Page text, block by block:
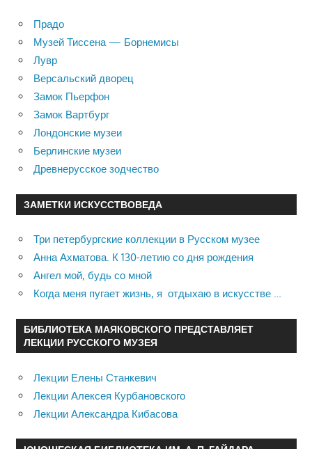
Прадо
Музей Тиссена — Борнемисы
Лувр
Версальский дворец
Замок Пьерфон
Замок Вартбург
Лондонские музеи
Берлинские музеи
Древнерусское зодчество
ЗАМЕТКИ ИСКУССТВОВЕДА
Три петербургские коллекции в Русском музее
Анна Ахматова. К 130-летию со дня рождения
Ангел мой, будь со мной
Когда меня пугает жизнь, я отдыхаю в искусстве …
БИБЛИОТЕКА МАЯКОВСКОГО ПРЕДСТАВЛЯЕТ
ЛЕКЦИИ РУССКОГО МУЗЕЯ
Лекции Елены Станкевич
Лекции Алексея Курбановского
Лекции Александра Кибасова